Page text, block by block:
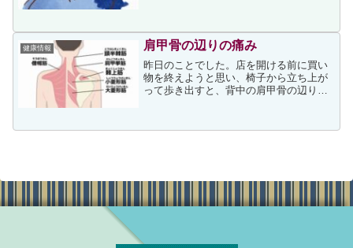
ます。睡眠薬は非常によく処方される治
療薬の一つです。病院から...
健康情報 肩甲骨の辺りの痛み
昨日のことでした。店を開ける前に買い
物を終えようと思い、椅子から立ち上が
って歩き出すと、背中の肩甲骨の辺りか
みだったため、一瞬「もしかして心